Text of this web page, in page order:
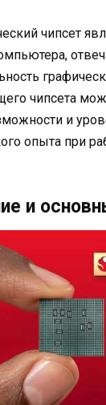
чипсет
чипсета
и
опыта при
и